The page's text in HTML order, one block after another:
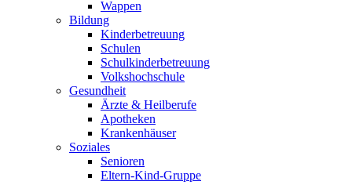
Wappen
Bildung
Kinderbetreuung
Schulen
Schulkinderbetreuung
Volkshochschule
Gesundheit
Ärzte & Heilberufe
Apotheken
Krankenhäuser
Soziales
Senioren
Eltern-Kind-Gruppe